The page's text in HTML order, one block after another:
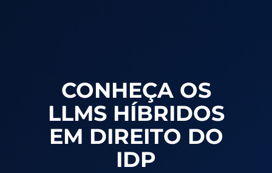
CONHEÇA OS
LLMS HÍBRIDOS
EM DIREITO DO
IDP